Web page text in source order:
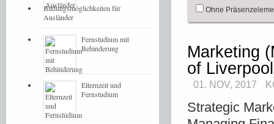
Ohne
Marketing
of
01. NOV, 2017
Strategic
Bildungsmöglichkeiten für
Ausländer
Fernstudium mit
Behinderung
Elternzeit und
Fernstudium